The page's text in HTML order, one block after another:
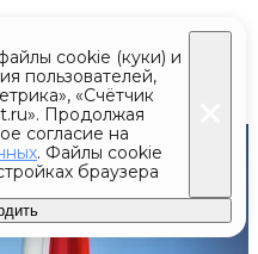
снаряд нашли
cookie (куки) и
пользователей,
«Счётчик
Продолжая
согласие на
. Файлы cookie
браузера